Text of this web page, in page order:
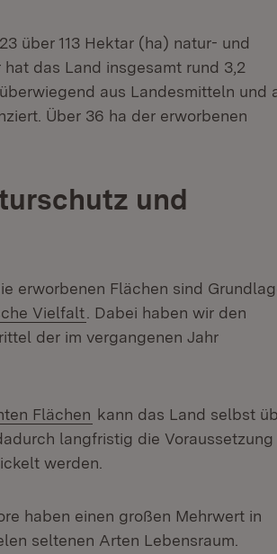
über 113 Hektar (ha) natur- und
das Land insgesamt rund 3,2
aus Landesmitteln und
in neuem Fenster)
Über 36 ha der erworbenen
und
erworbenen Flächen sind
Fenster)
Vielfalt(Öffnet in neuem Fenster)
. Dabei haben wir den
der im vergangenen Jahr
Flächen (Öffnet in neuem
kann das Land selbst
langfristig die Voraussetzung
werden.
haben einen großen Mehrwert in
seltenen Arten Lebensraum.